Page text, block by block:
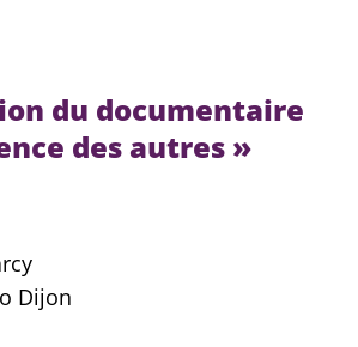
du documentaire
des autres »
Dijon